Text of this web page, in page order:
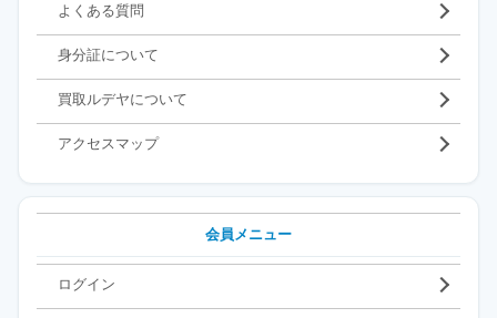
よくある質問
身分証について
買取ルデヤについて
アクセスマップ
会員メニュー
ログイン